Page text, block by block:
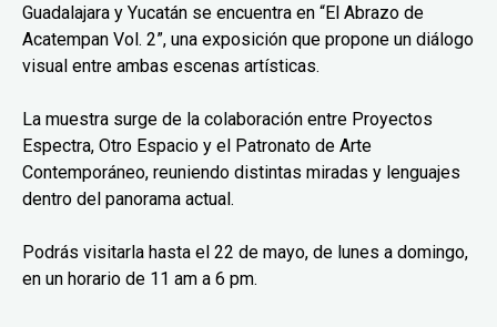
Guadalajara y Yucatán se encuentra en “El Abrazo de
Acatempan Vol. 2”, una exposición que propone un diálogo
visual entre ambas escenas artísticas.
La muestra surge de la colaboración entre Proyectos
Espectra, Otro Espacio y el Patronato de Arte
Contemporáneo, reuniendo distintas miradas y lenguajes
dentro del panorama actual.
Podrás visitarla hasta el 22 de mayo, de lunes a domingo,
en un horario de 11 am a 6 pm.